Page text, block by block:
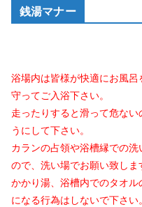
銭湯マナー
浴場内は皆様が快適にお風
守ってご入浴下さい。
走ったりすると滑って危な
うにして下さい。
カランの占領や浴槽縁での
ので、洗い場でお願い致しま
かかり湯、浴槽内でのタオ
になる行為はしないで下さい。